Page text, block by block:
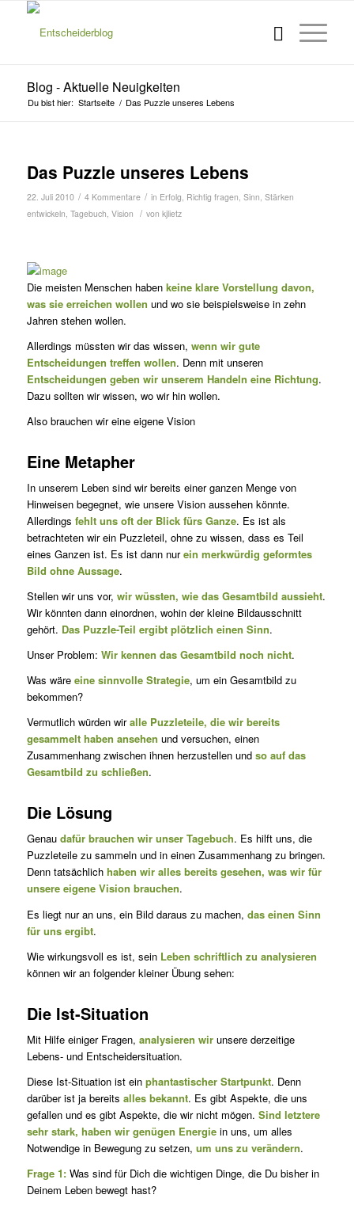
Blog - Aktuelle Neuigkeiten
Du bist hier: Startseite / Das Puzzle unseres Lebens
Das Puzzle unseres Lebens
22. Juli 2010 / 4 Kommentare / in Erfolg, Richtig fragen, Sinn, Stärken
entwickeln, Tagebuch, Vision / von kjlietz
Die meisten Menschen haben keine klare Vorstellung davon,
was sie erreichen wollen und wo sie beispielsweise in zehn
Jahren stehen wollen.
Allerdings müssten wir das wissen, wenn wir gute
Entscheidungen treffen wollen. Denn mit unseren
Entscheidungen geben wir unse­rem Handeln eine Richtung.
Dazu sollten wir wissen, wo wir hin wollen.
Also brauchen wir eine eigene Vision
Eine Metapher
In unserem Leben sind wir bereits einer ganzen Menge von
Hinweisen begegnet, wie unsere Vision aussehen könnte.
Allerdings fehlt uns oft der Blick fürs Ganze. Es ist als
betrachteten wir ein Puzzleteil, ohne zu wissen, dass es Teil
eines Ganzen ist. Es ist dann nurein merk­wür­dig geformtes
Bild ohne Aussage.
Stellen wir uns vor, wir wüssten, wie das Gesamtbild aussieht.
Wir könnten dann einordnen, wohin der kleine Bildausschnitt
gehört. Das Puzzle-Teil ergibt plötzlich einen Sinn.
Unser Problem: Wir kennen das Gesamtbild noch nicht.
Was wäre eine sinnvolle Strategie, um ein Gesamtbild zu
bekommen?
Vermutlich würden wiralle Puzzleteile, die wir bereits
gesammelt haben ansehen und versuchen, einen
Zusammenhang zwischen ihnen herzustellen und so auf das
Gesamtbild zu schließen.
Die Lösung
Genau dafür brauchen wir unser Tagebuch. Es hilft uns, die
Puzzleteile zu sammeln und in einen Zusammenhang zu bringen.
Denn tatsächlich haben wir alles bereits gesehen, was wir für
unsere eigene Vision brauchen.
Es liegt nur an uns, ein Bild daraus zu machen, das einen Sinn
für uns ergibt.
Wie wirkungsvoll es ist, sein Leben schriftlich zu analysieren
können wir an folgender kleiner Übung sehen:
Die Ist-Situation
Mit Hilfe einiger Fragen, analysieren wirunsere derzeitige
Lebens- und Entscheidersituation.
Diese Ist-Situation ist ein phantastischer Startpunkt. Denn
darüber ist ja bereits alles bekannt. Es gibt Aspekte, die uns
gefallen und es gibt Aspekte, die wir nicht mögen. Sind letztere
sehr stark, haben wir genügen Energiein uns, um alles
Notwendige in Bewegung zu setzen, um uns zu verändern.
Frage 1:Was sind für Dich die wichtigen Dinge, die Du bisher in
Dei­nem Leben bewegt hast?